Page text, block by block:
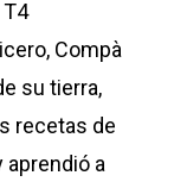
Compà
su tierra,
recetas de
aprendió a